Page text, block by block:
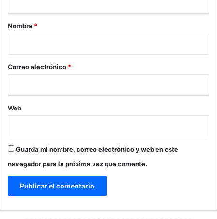
r
*
Nombre *
Correo electrónico *
Web
Guarda mi nombre, correo electrónico y web en este
navegador para la próxima vez que comente.